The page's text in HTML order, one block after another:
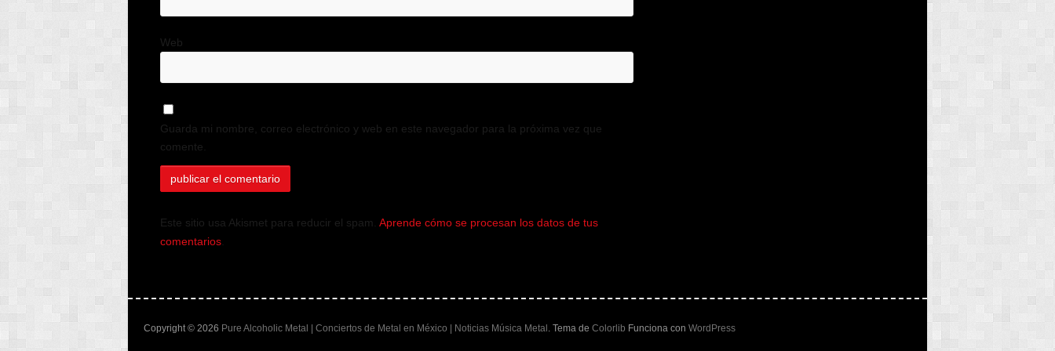
Web
Guarda mi nombre, correo electrónico y web en este navegador para la próxima vez que
comente.
Este sitio usa Akismet para reducir el spam.Aprende cómo se procesan los datos de tus
comentarios
Copyright © 2026 Pure Alcoholic Metal | Conciertos de Metal en México | Noticias Música Metal . Tema de Colorlib Funciona con WordPress